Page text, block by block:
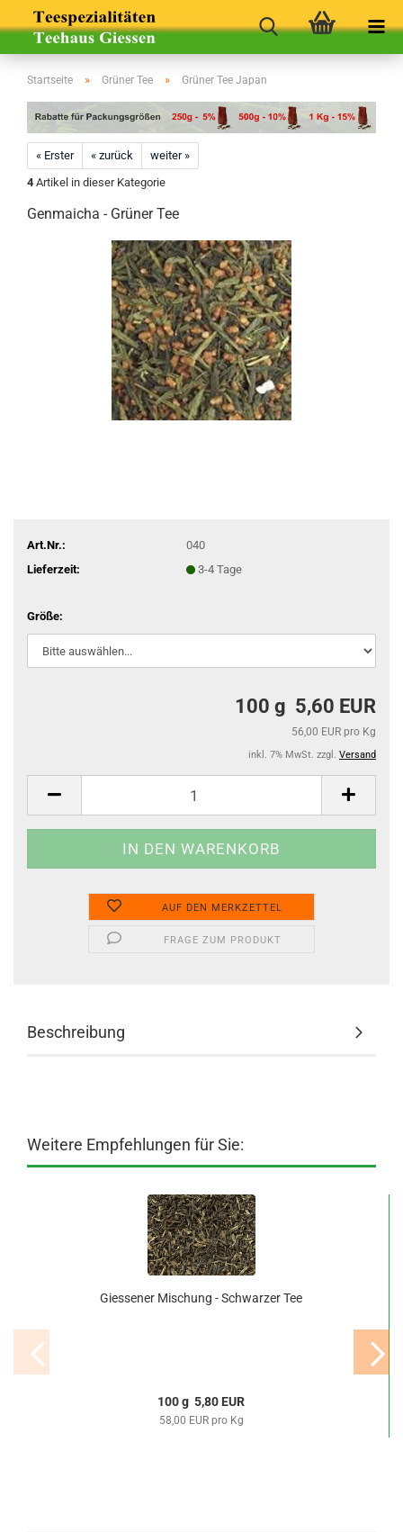
Startseite » Grüner Tee » Grüner Tee Japan
« Erster « zurück
weiter »
4 Artikel in dieser Kategorie
Genmaicha - Grüner Tee
Art.Nr.:
040
Lieferzeit:
3-4 Tage
Größe:
100 g 5,60 EUR
56,00 EUR pro Kg
inkl. 7% MwSt. zzgl. Versand
AUF DEN MERKZETTEL
FRAGE ZUM PRODUKT
Beschreibung
Weitere Empfehlungen für Sie:
Giessener Mischung - Schwarzer Tee
100 g 5,80 EUR
58,00 EUR pro Kg